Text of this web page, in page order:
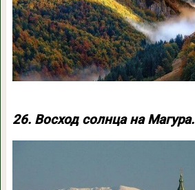
26. Восход солнца на Магура.